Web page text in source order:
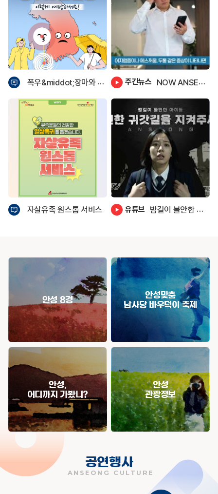
폭우&middot;장마와 함께 찾아오는 풍수해 감염병 이렇게 예방하세요! 주간뉴스 NOW ANSEONG 38호 (2026.7.23)
자살유족 원스톱 서비스 유튜브 밤길이 불안한 아이들, 안전한 귀갓길을 지켜주세요.
안
광
보
안
광
보
바
로
가
기
안성 8경
안성맞춤
남사당 바우덕이 축제
안성,
어디까지 가봤니?
안성
관광정보
공연행사
ANSEONG CULTURE